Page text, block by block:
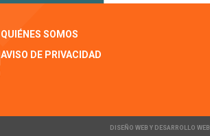
QUIÉNES SOMOS
AVISO DE PRIVACIDAD
DISEÑO WEB Y DESARROLLO WEB